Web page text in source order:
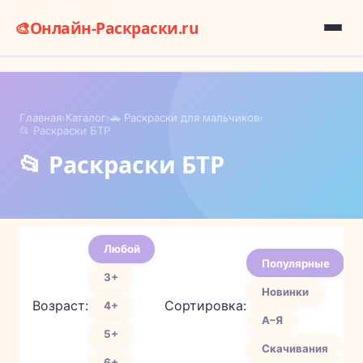
🎨Онлайн-Раскраски.ru
Главная›Каталог›🚗 Раскраски для мальчиков›
📂 Раскраски БТР
📂 Раскраски БТР
Возраст:
Любой
3+
4+
5+
Сортировка:
Популярные
Новинки
А–Я
Скачивания